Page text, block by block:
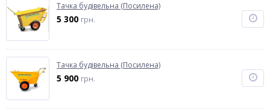
Тачка будівельна (Посилена)
5 300 грн.
Тачка будівельна (Посилена)
5 900 грн.